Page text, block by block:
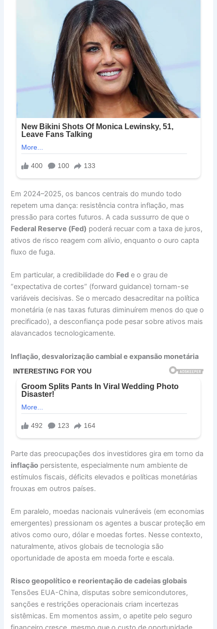
Em 2024–2025, os bancos centrais do mundo todo
repetem uma dança: resistência contra inflação, mas
pressão para cortes futuros. A cada sussurro de que o
Federal Reserve (Fed) poderá recuar com a taxa de juros,
ativos de risco reagem com alívio, enquanto o ouro capta
fluxo de fuga.
Em particular, a credibilidade do Fed e o grau de
“expectativa de cortes” (forward guidance) tornam-se
variáveis decisivas. Se o mercado desacreditar na política
monetária (e nas taxas futuras diminuírem menos do que o
precificado), a desconfiança pode pesar sobre ativos mais
alavancados tecnologicamente.
Inflação, desvalorização cambial e expansão monetária
Parte das preocupações dos investidores gira em torno da
inflação persistente, especialmente num ambiente de
estímulos fiscais, déficits elevados e políticas monetárias
frouxas em outros países.
Em paralelo, moedas nacionais vulneráveis (em economias
emergentes) pressionam os agentes a buscar proteção em
ativos como ouro, dólar e moedas fortes. Nesse contexto,
naturalmente, ativos globais de tecnologia são
oportunidade de aposta em moeda forte e escala.
Risco geopolítico e reorientação de cadeias globais
Tensões EUA-China, disputas sobre semicondutores,
sanções e restrições operacionais criam incertezas
sistêmicas. Em momentos assim, o apetite pelo seguro